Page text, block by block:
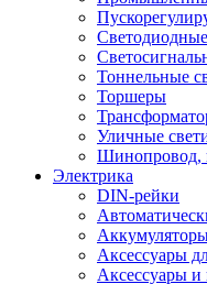
Тоннельные
Торшеры
Уличные
Шинопровод,
Электрика
DIN-рейки
Аксессуары
Аксессуары и